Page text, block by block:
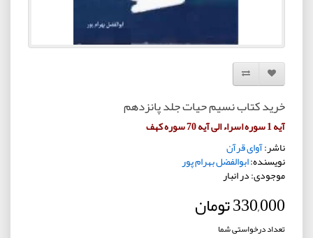
افزودن به لیست دلخواه
مقایسه این محصول
خرید کتاب نسیم حیات جلد پانزدهم
آیه 1 سوره اسراء الی آیه 70 سوره کهف
ناشر:آوای قرآن
نویسنده:ابوالفضل بهرام پور
موجودی: در انبار
330,000 تومان
تعداد درخواستی شما